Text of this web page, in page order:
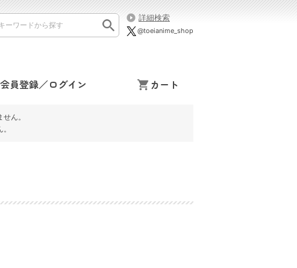
詳細検索
@toeianime_shop
会員登録／ログイン カート
ん。